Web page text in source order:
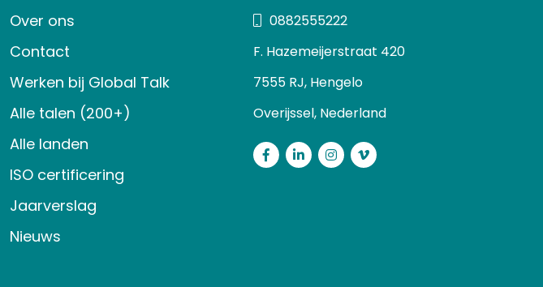
Over ons
Contact
Werken bij Global Talk
Alle talen (200+)
Alle landen
ISO certificering
Jaarverslag
Nieuws
0882555222
F. Hazemeijerstraat 420
7555 RJ, Hengelo
Overijssel, Nederland
Facebook
LinkedInInstagram
Vimeo